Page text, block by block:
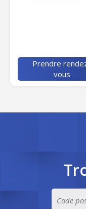
Prendre
vous